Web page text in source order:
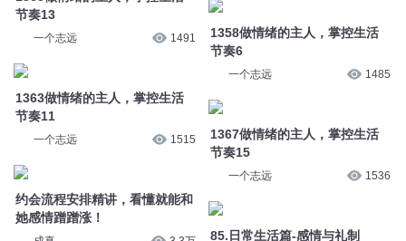
节奏13
一个志远 1491
1363做情绪的主人，掌控生活
节奏11
一个志远 1515
约会流程安排精讲，看懂就能和
她感情蹭蹭涨！
1358做情绪的主人，掌控生活
节奏6
一个志远 1485
1367做情绪的主人，掌控生活
节奏15
一个志远 1536
85.日常生活篇-感情与礼制